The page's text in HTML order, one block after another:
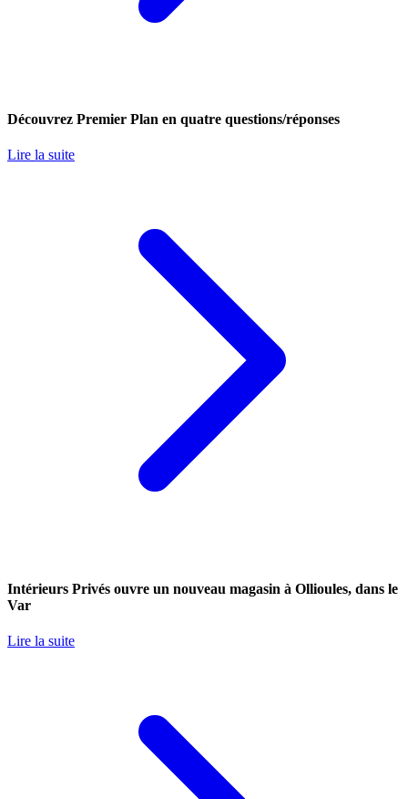
Découvrez Premier Plan en quatre questions/réponses
Lire la suite
Intérieurs Privés ouvre un nouveau magasin à Ollioules, dans le
Var
Lire la suite